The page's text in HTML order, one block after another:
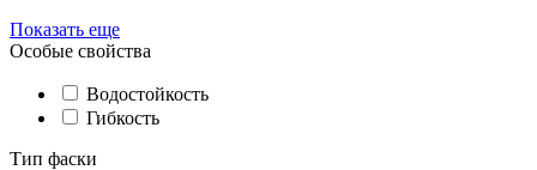
Показать еще
Особые свойства
Водостойкость
Гибкость
Тип фаски